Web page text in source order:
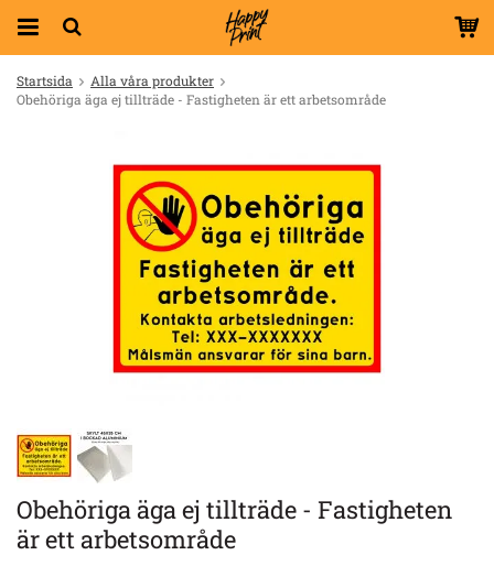
Startsida
Alla våra produkter
Obehöriga äga ej tillträde - Fastigheten är ett arbetsområde
Obehöriga äga ej tillträde - Fastigheten
är ett arbetsområde